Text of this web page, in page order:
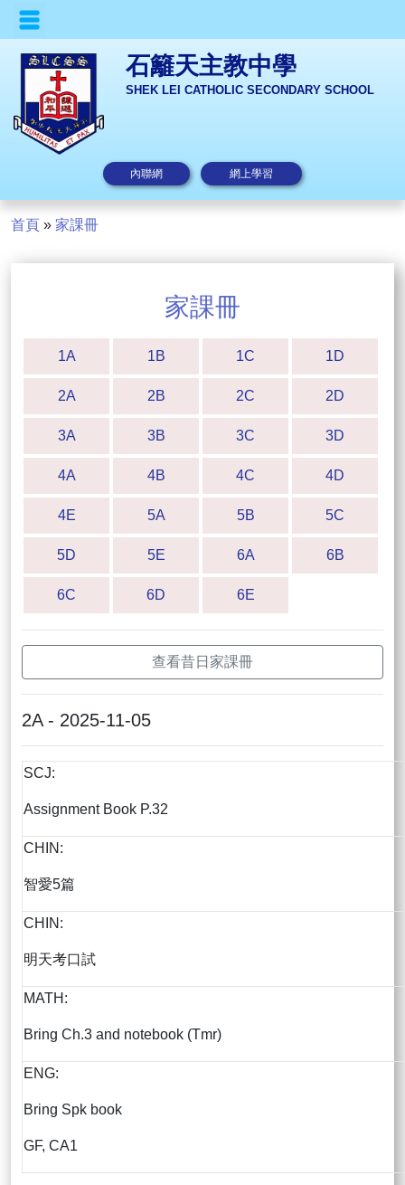
石籬天主教中學
SHEK LEI CATHOLIC SECONDARY SCHOOL
內聯網 網上學習
首頁 » 家課冊
家課冊
1A 1B 1C 1D
2A 2B 2C 2D
3A 3B 3C 3D
4A 4B 4C 4D
4E 5A 5B 5C
5D 5E 6A 6B
6C 6D 6E
查看昔日家課冊
2A - 2025-11-05
SCJ:
Assignment Book P.32
CHIN:
智愛5篇
CHIN:
明天考口試
MATH:
Bring Ch.3 and notebook (Tmr)
ENG:
Bring Spk book
GF, CA1